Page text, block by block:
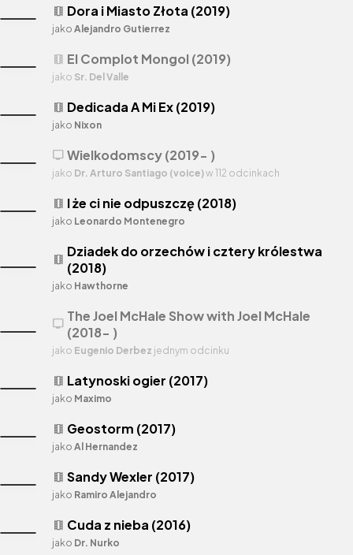
theaters Cuda z nieba (2016)
jako Dr. Nurko
theaters Latynoski ogier (2017)
jako Maximo
theaters I że ci nie odpuszczę (2018)
jako Leonardo Montenegro
theaters Geostorm (2017)
jako Al Hernandez
theaters Dziadek do orzechów i cztery królestwa
(2018)
jako Hawthorne
theaters Sandy Wexler (2017)
jako Ramiro Alejandro
theaters Dora i Miasto Złota (2019)
jako Alejandro Gutierrez
theaters El Complot Mongol (2019)
jako Sr. Del Valle
theaters Dedicada A Mi Ex (2019)
jako Nixon
tv The Joel McHale Show with Joel McHale
(2018- )
jako Eugenio Derbez jednym odcinku
tv Wielkodomscy (2019- )
jako Dr. Arturo Santiago (voice)w 112 odcinkach